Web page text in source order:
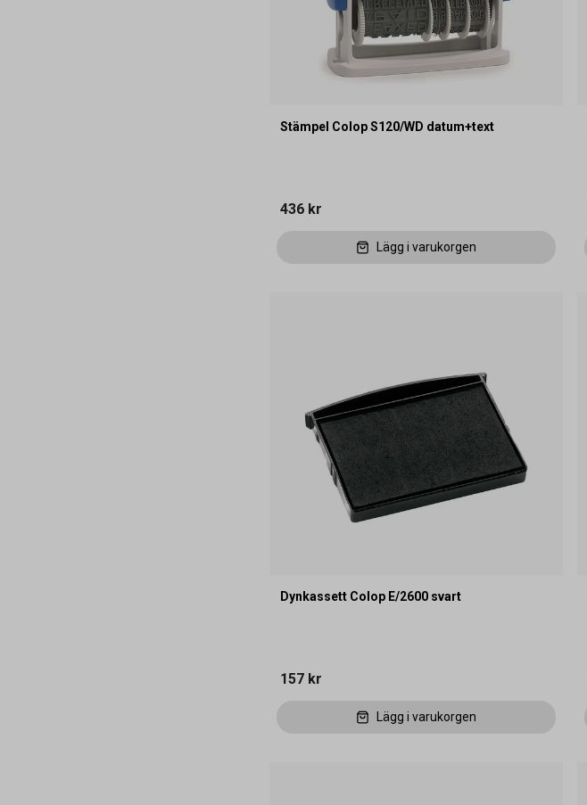
Stämpel Colop S120/WD datum+text
436 kr
Lägg i varukorgen
Dynkassett Colop E/2600 svart
157 kr
Lägg i varukorgen